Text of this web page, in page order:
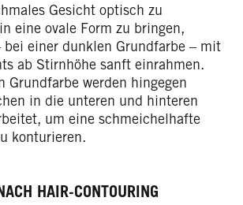
Gesicht optisch zu
eine ovale Form zu bringen,
bei einer dunklen Grundfarbe – mit
ab Stirnhöhe sanft einrahmen.
Grundfarbe werden hingegen
in die unteren und hinteren
um eine schmeichelhafte
konturieren.
HAIR-CONTOURING